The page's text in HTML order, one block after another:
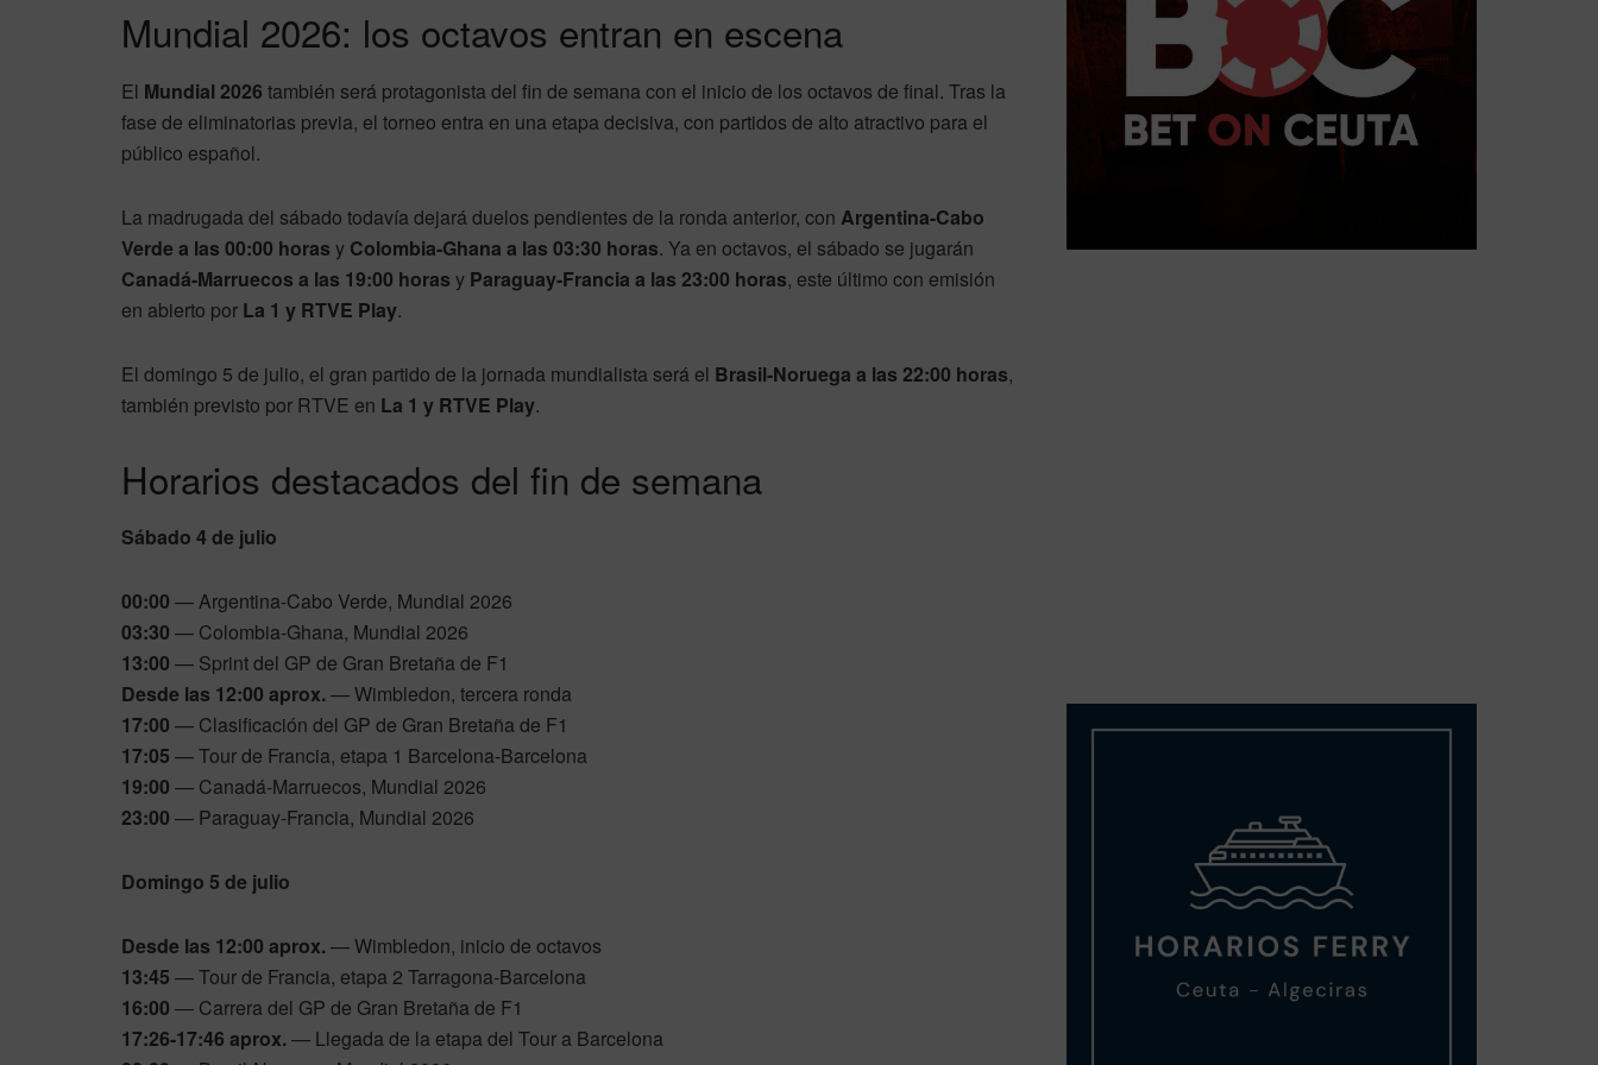
Mundial 2026: los octavos entran en escena
El Mundial 2026 también será protagonista del fin de semana con el inicio de los octavos de final. Tras la
fase de eliminatorias previa, el torneo entra en una etapa decisiva, con partidos de alto atractivo para el
público español.
La madrugada del sábado todavía dejará duelos pendientes de la ronda anterior, con Argentina-Cabo
Verde a las 00:00 horas y Colombia-Ghana a las 03:30 horas. Ya en octavos, el sábado se jugarán
Canadá-Marruecos a las 19:00 horas y Paraguay-Francia a las 23:00 horas, este último con emisión
en abierto por La 1 y RTVE Play.
El domingo 5 de julio, el gran partido de la jornada mundialista será el Brasil-Noruega a las 22:00 horas,
también previsto por RTVE en La 1 y RTVE Play.
Horarios destacados del fin de semana
Sábado 4 de julio
00:00 — Argentina-Cabo Verde, Mundial 2026
03:30 — Colombia-Ghana, Mundial 2026
13:00 — Sprint del GP de Gran Bretaña de F1
Desde las 12:00 aprox.— Wimbledon, tercera ronda
17:00 — Clasificación del GP de Gran Bretaña de F1
17:05 — Tour de Francia, etapa 1 Barcelona-Barcelona
19:00 — Canadá-Marruecos, Mundial 2026
23:00 — Paraguay-Francia, Mundial 2026
Domingo 5 de julio
Desde las 12:00 aprox.— Wimbledon, inicio de octavos
13:45 — Tour de Francia, etapa 2 Tarragona-Barcelona
16:00 — Carrera del GP de Gran Bretaña de F1
17:26-17:46 aprox.— Llegada de la etapa del Tour a Barcelona